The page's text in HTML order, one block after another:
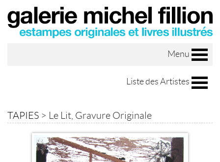
Menu
Liste des Artistes
TAPIES > Le Lit, Gravure Originale